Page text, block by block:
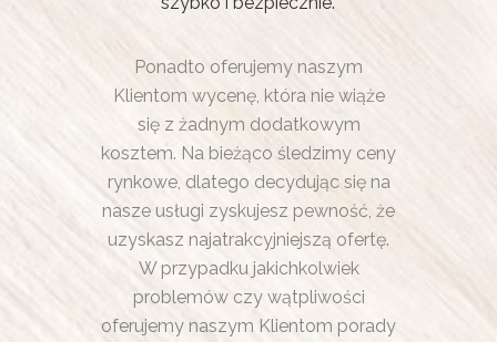
Ponadto oferujemy naszym
Klientom wycenę, która nie wiąże
się z żadnym dodatkowym
kosztem. Na bieżąco śledzimy ceny
rynkowe, dlatego decydując się na
nasze usługi zyskujesz pewność, że
uzyskasz najatrakcyjniejszą ofertę.
W przypadku jakichkolwiek
problemów czy wątpliwości
oferujemy naszym Klientom porady